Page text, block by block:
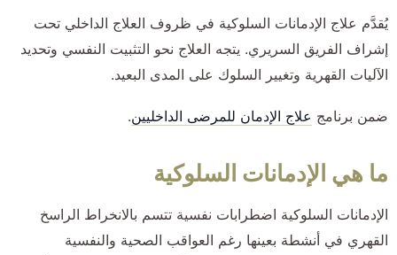
يُقدَّم علاج الإدمانات السلوكية في ظروف العلاج الداخلي تحت
إشراف الفريق السريري. يتجه العلاج نحو التثبيت النفسي وتحديد
الآليات القهرية وتغيير السلوك على المدى البعيد.
ضمن برنامج علاج الإدمان للمرضى الداخليين.
ما هي الإدمانات السلوكية
الإدمانات السلوكية اضطرابات نفسية تتسم بالانخراط الراسخ
القهري في أنشطة بعينها رغم العواقب الصحية والنفسية